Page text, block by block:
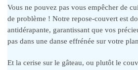
Vous ne pouvez pas vous empêcher de
de problème ! Notre repose-couvert est
antidérapante, garantissant que vos
pas dans une danse effrénée sur votre
Et la cerise sur le gâteau, ou plutôt le